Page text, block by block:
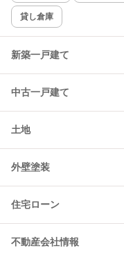
該当件数:
6
貸し倉庫
新築一戸建て
中古一戸建て
土地
外壁塗装
住宅ローン
不動産会社情報